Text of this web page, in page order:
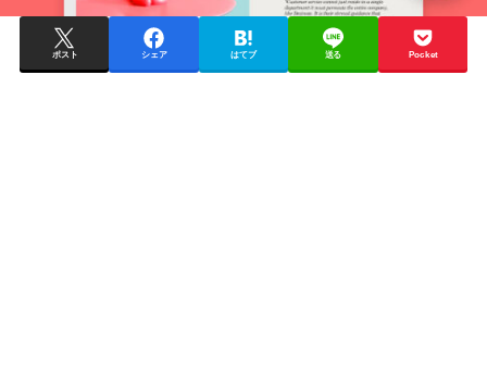
ポスト シェア はてブ 送る Pocket